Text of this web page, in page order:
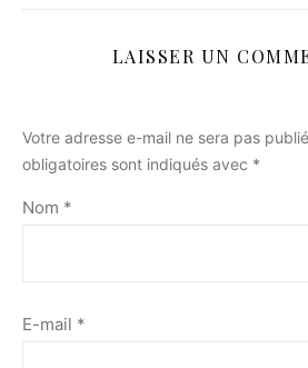
LAISSER UN
Votre adresse e-mail ne sera pas
obligatoires sont indiqués avec *
Nom *
E-mail *